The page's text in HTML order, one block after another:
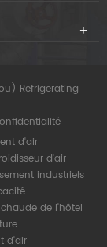
Refrigerating
d'air
d'air
industriels
de l'hôtel
d'air